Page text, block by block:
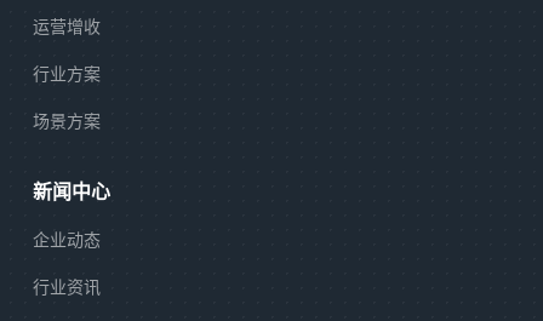
运营增收
行业方案
场景方案
新闻中心
企业动态
行业资讯